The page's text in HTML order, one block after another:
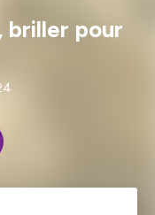
briller pour